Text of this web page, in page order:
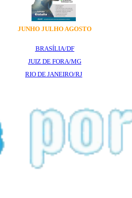
JUNHO JULHO AGOSTO
BRASÍLIA/DF
JUIZ DE FORA/MG
RIO DE JANEIRO/RJ